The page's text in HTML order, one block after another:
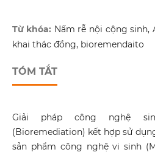
Từ khóa: Nấm rễ nội cộng sinh,
khai thác đồng, bioremendaito
TÓM TẮT
Giải pháp công nghệ
(Bioremediation) kết hợp sử
sản phẩm công nghệ vi sinh